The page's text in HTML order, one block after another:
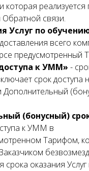
реализуется
связи.
Услуг по
всего
предусмотренный
к УММ» -
срок доступа
Дополнительный
(бонусный)
к УММ в
Тарифом,
срока оказания